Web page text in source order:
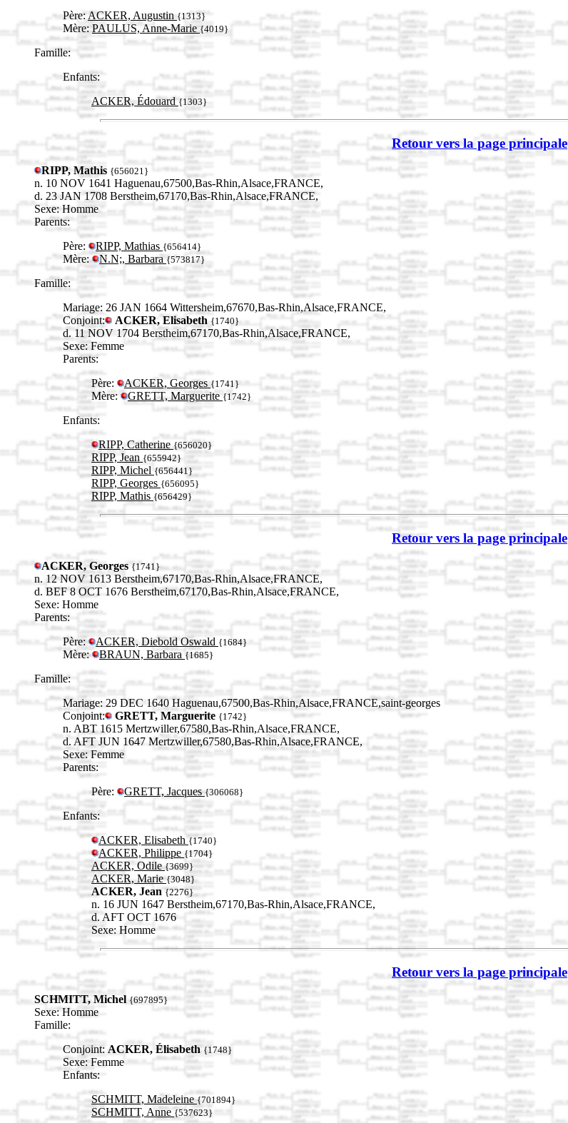
Père: ACKER, Augustin{1313}
Mère: PAULUS, Anne-Marie {4019}
Famille:
Enfants:
ACKER, Édouard{1303}
Retour vers la page principale
RIPP, Mathis {656021}
n. 10 NOV 1641 Haguenau,67500,Bas-Rhin,Alsace,FRANCE,
d. 23 JAN 1708 Berstheim,67170,Bas-Rhin,Alsace,FRANCE,
Sexe: Homme
Parents:
Père:
RIPP, Mathias {656414}
Mère: N.N;, Barbara {573817}
Famille:
Mariage: 26 JAN 1664 Wittersheim,67670,Bas-Rhin,Alsace,FRANCE,
Conjoint:
ACKER, Elisabeth {1740}
d. 11 NOV 1704 Berstheim,67170,Bas-Rhin,Alsace,FRANCE,
Sexe: Femme
Parents:
Père:
ACKER, Georges{1741}
Mère: GRETT, Marguerite {1742}
Enfants:
RIPP, Catherine {656020}
RIPP, Jean {655942}
RIPP, Michel {656441}
RIPP, Georges {656095}
RIPP, Mathis {656429}
Retour vers la page principale
ACKER, Georges {1741}
n. 12 NOV 1613 Berstheim,67170,Bas-Rhin,Alsace,FRANCE,
d. BEF 8 OCT 1676 Berstheim,67170,Bas-Rhin,Alsace,FRANCE,
Sexe: Homme
Parents:
Père:
ACKER, Diebold Oswald {1684}
Mère: BRAUN, Barbara{1685}
Famille:
Mariage: 29 DEC 1640 Haguenau,67500,Bas-Rhin,Alsace,FRANCE,saint-georges
Conjoint:
GRETT, Marguerite {1742}
n. ABT 1615 Mertzwiller,67580,Bas-Rhin,Alsace,FRANCE,
d. AFT JUN 1647 Mertzwiller,67580,Bas-Rhin,Alsace,FRANCE,
Sexe: Femme
Parents:
Père:
GRETT, Jacques{306068}
Enfants:
ACKER, Elisabeth{1740}
ACKER, Philippe {1704}
ACKER, Odile{3699}
ACKER, Marie{3048}
ACKER, Jean{2276}
n. 16 JUN 1647 Berstheim,67170,Bas-Rhin,Alsace,FRANCE,
d. AFT OCT 1676
Sexe: Homme
Retour vers la page principale
SCHMITT, Michel{697895}
Sexe: Homme
Famille:
Conjoint: ACKER, Élisabeth {1748}
Sexe: Femme
Enfants:
SCHMITT, Madeleine{701894}
SCHMITT, Anne{537623}